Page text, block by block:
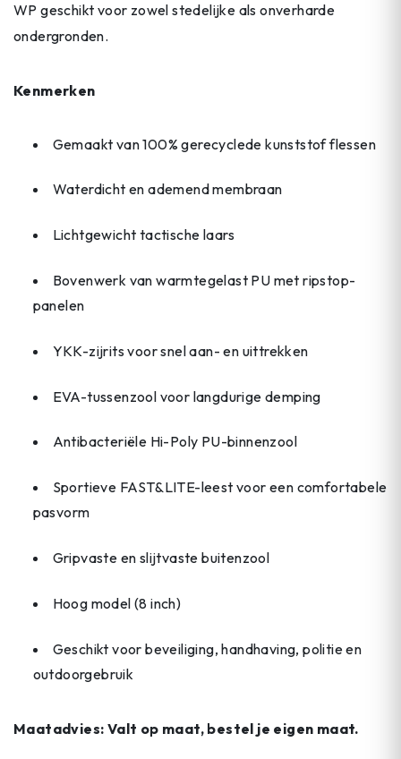
WP geschikt voor zowel stedelijke als onverharde
ondergronden.
Kenmerken
Gemaakt van 100% gerecyclede kunststof flessen
Waterdicht en ademend membraan
Lichtgewicht tactische laars
Bovenwerk van warmtegelast PU met ripstop-
panelen
YKK-zijrits voor snel aan- en uittrekken
EVA-tussenzool voor langdurige demping
Antibacteriële Hi-Poly PU-binnenzool
Sportieve FAST&LITE-leest voor een comfortabele
pasvorm
Gripvaste en slijtvaste buitenzool
Hoog model (8 inch)
Geschikt voor beveiliging, handhaving, politie en
outdoorgebruik
Maatadvies: Valt op maat, bestel je eigen maat.